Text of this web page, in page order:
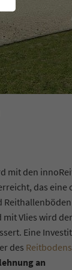
mit den
das
mit Vlies wird
Eine
des Reitbodens
an